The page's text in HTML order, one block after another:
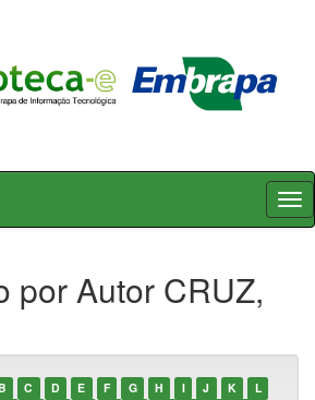
por Autor CRUZ,
C D E F G H I J K
L